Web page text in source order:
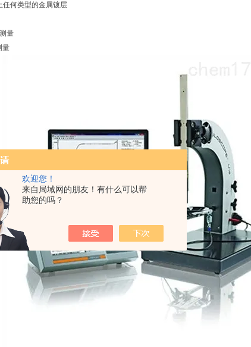
欢迎您！
来自局域网的朋友！有什么可以帮
助您的吗？
任何类型的金属镀层
量
量